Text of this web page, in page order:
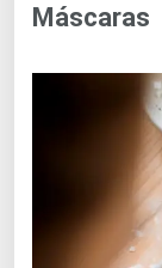
Máscaras